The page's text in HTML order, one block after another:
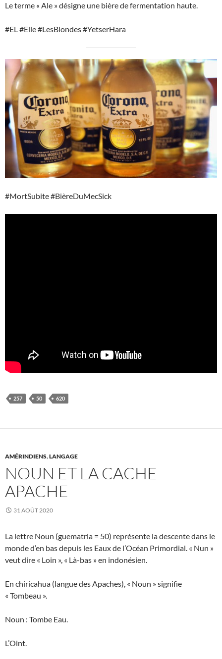
Le terme « Ale » désigne une bière de fermentation haute.
#EL #Elle #LesBlondes #YetserHara
#MortSubite #BièreDuMecSick
257 50 620
AMÉRINDIENS,LANGAGE
NOUN ET LA CACHE
APACHE
31 AOÛT 2020
La lettre Noun (guematria = 50) représente la descente dans le
monde d’en bas depuis les Eaux de l’Océan Primordial. « Nun »
veut dire « Loin », « Là-bas » en indonésien.
En chiricahua (langue des Apaches), « Noun » signifie
« Tombeau ».
Noun : Tombe Eau.
L’Oint.